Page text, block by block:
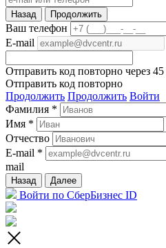
Назад Продолжить
Ваш телефон
E-mail
Отправить код повторно через 45
Отправить код повторно
Продолжить Продолжить Войти
Фамилия *
Имя *
Отчество
E-mail *
mail
Назад Далее
Войти по СберБизнес ID